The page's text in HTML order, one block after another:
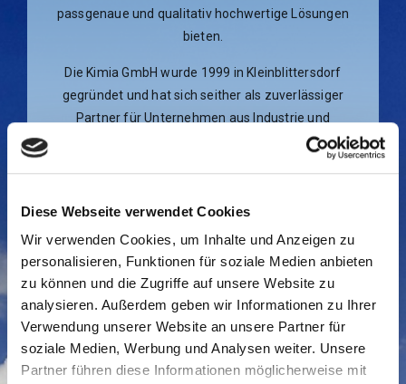
Diese Webseite verwendet Cookies
Wir verwenden Cookies, um Inhalte und Anzeigen zu
personalisieren, Funktionen für soziale Medien anbieten
zu können und die Zugriffe auf unsere Website zu
analysieren. Außerdem geben wir Informationen zu Ihrer
Verwendung unserer Website an unsere Partner für
soziale Medien, Werbung und Analysen weiter. Unsere
Partner führen diese Informationen möglicherweise mit
passgenaue und qualitativ hochwertige Lösungen
bieten.
Die Kimia GmbH wurde 1999 in Kleinblittersdorf
gegründet und hat sich seither als zuverlässiger
Partner für Unternehmen aus Industrie und
Mittelstand etabliert. Unser Leistungsspektrum reicht
von der regelmäßigen Unterhaltsreinigung über
Sonderreinigungen für besondere Anforderungen
auf Qualität, Flexibilität und individuelle Betreuung.
Dank unserer langjährigen Erfahrung und unseres
hohen Anspruchs an Professionalität können wir
unseren Service optimal auf die jeweiligen
Bedürfnisse und Rahmenbedingungen unserer
Kunden abstimmen. Bei der Planung und